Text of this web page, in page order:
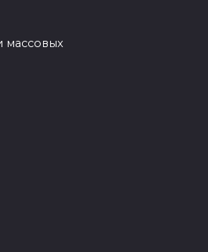
массовых